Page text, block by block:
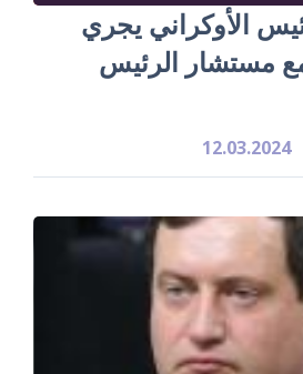
الأوكراني يجري
مستشار الرئيس
12.03.2024